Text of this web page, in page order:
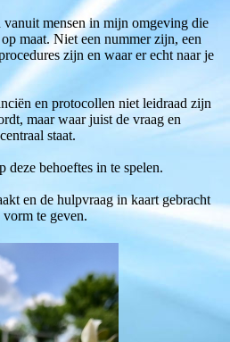
mensen in mijn omgeving die
maat. Niet een nummer zijn, een
zijn en waar er echt naar je
en protocollen niet leidraad zijn
maar waar juist de vraag en
staat.
behoeftes in te spelen.
en de hulpvraag in kaart gebracht
te geven.